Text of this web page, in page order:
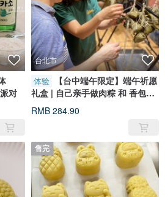
对
台北市
体验
【台中端午限定】端午祈愿
礼盒 | 自己亲手做肉粽 和 香包
DIY
RMB 284.90
售完